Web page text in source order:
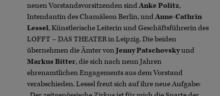
neuen Vorstandsvorsitzenden sindAnke Politz,
Intendantin des Chamäleon Berlin, undAnne-Cathrin
Lessel, Künstlerische Leiterin und Geschäftsführerin des
LOFFT – DAS THEATER in Leipzig. Die beiden
übernehmen die Ämter vonJenny Patschovskyund
Markus Bitter, die sich nach neun Jahren
ehrenamtlichen Engagements aus dem Vorstand
verabschieden. Lessel freut sich auf ihre neue Aufgabe: